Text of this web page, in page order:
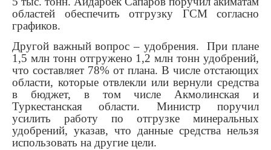
областей обеспечить отгрузку ГСМ согласно
графиков.
Другой важный вопрос – удобрения. При плане
1,5 млн тонн отгружено 1,2 млн тонн удобрений,
что составляет 78% от плана. В числе отстающих
области, которые отвлекли или вернули средства
в бюджет, в том числе Акмолинская и
Туркестанская области. Министр поручил
усилить работу по отгрузке минеральных
удобрений, указав, что данные средства нельзя
использовать на другие цели.